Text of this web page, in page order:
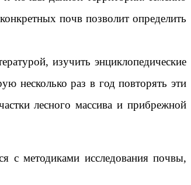
почв позволит определить
изучить энциклопедические
несколько раз в год повторять эти
лесного массива и прибрежной
с методиками исследования почвы,